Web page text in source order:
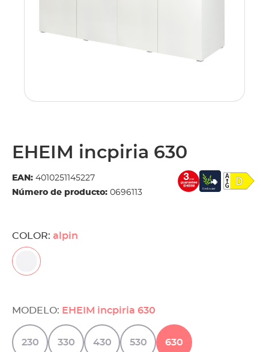
EHEIM incpiria 630
EAN: 4010251145227
Número de producto: 0696113
COLOR: alpin
MODELO: EHEIM incpiria 630
230 330 430 530 630